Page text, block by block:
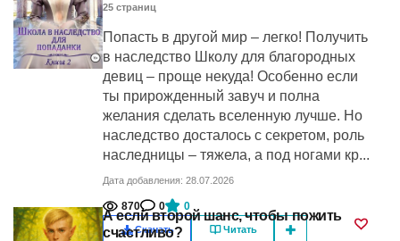
25 cтраниц
Попасть в другой мир – легко! Получить
в наследство Школу для благородных
девиц – проще некуда! Особенно если
ты прирожденный завуч и полна
желания сделать вселенную лучше. Но
наследство досталось с секретом, роль
наследницы – тяжела, а под ногами кр...
Дата добавления: 28.07.2026
870 0 0
Скачать Читать
А если второй шанс, чтобы пожить
счастливо?